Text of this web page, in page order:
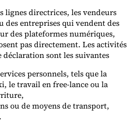
lignes directrices, les vendeurs
des entreprises qui vendent des
des plateformes numériques,
pas directement. Les activités
déclaration sont les suivantes
personnels, tels que la
le travail en free-lance ou la
ou de moyens de transport,